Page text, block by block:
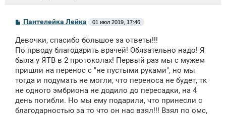
С
б
щ
н
и
Пантелейка Лейка 01 июл 2019, 17:46
Девочки, спасибо большое за ответы!!!
По прводу благодарить врачей! Обязательно надо! Я
была у ЯТВ в 2 протоколах! Первый раз мы с мужем
пришли на перенос с "не пустыми руками", но мы
тогда и подумать не могли, что переноса не будет, тк
не одного эмбриона не додило до пересадки, на 4
день погибли. Но мы ему подарили, что принесли с
благодарностью за то что он нас взял!!! Взял по омс,